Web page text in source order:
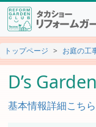
トップページ お庭の工
D’s Garden
基本情報詳細こちら